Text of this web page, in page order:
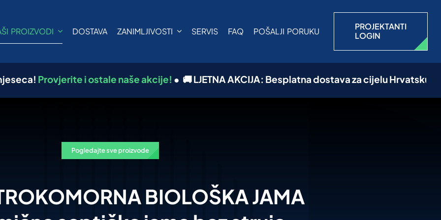
PROIZVODI DOSTAVA ZANIMLJIVOSTI SERVIS FAQ POŠALJI PORUKU
PROJEKTANTI
LOGIN
i ostale naše akcije!● 🚚 LJETNA AKCIJA: Besplatna dostava za cijelu Hrvatsku
Pogledajte sve proizvode
BIOLOŠKA JAMA